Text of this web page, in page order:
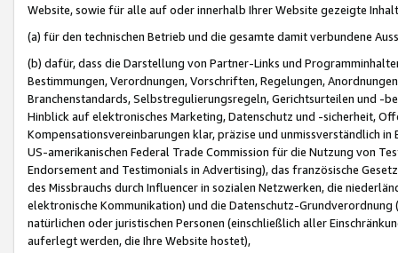
Website, sowie für alle auf oder innerhalb Ihrer Website gezeigte
(a) für den technischen Betrieb und die gesamte damit verbundene
(b) dafür, dass die Darstellung von Partner-Links und
Bestimmungen, Verordnungen, Vorschriften, Regelungen,
Branchenstandards, Selbstregulierungsregeln, Gerichtsurteilen und -
Hinblick auf elektronisches Marketing, Datenschutz und -sicherheit,
Kompensationsvereinbarungen klar, präzise und unmissverständlich
US-amerikanischen Federal Trade Commission für die Nutzung von
Endorsement and Testimonials in Advertising), das französische
des Missbrauchs durch Influencer in sozialen Netzwerken, die
elektronische Kommunikation) und die Datenschutz-
natürlichen oder juristischen Personen (einschließlich aller
auferlegt werden, die Ihre Website hostet),